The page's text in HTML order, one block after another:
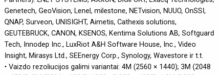
Genetech, GeoVision, Lenel, milestone, NETvision, NUUO, OnSSI,
QNAP, Surveon, UNISIGHT, Aimetis, Cathexis solutions,
GEUTEBRUCK, CANON, KSENOS, Kentima Solutions AB, Softguard
Tech, Innodep Inc., LuxRiot A&H Software House, Inc., Video
Insight, Mirasys Ltd., SEEnergy Corp., Synology, Wavestore ir t.t.
• Vaizdo rezoliucijos galimi variantai: 4M (2560 × 1440); 3M (2048